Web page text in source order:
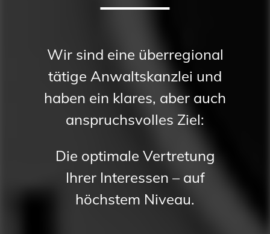
Wir sind eine überregional
tätige Anwaltskanzlei und
haben ein klares, aber auch
anspruchsvolles Ziel:
Die optimale Vertretung
Ihrer Interessen – auf
höchstem Niveau.